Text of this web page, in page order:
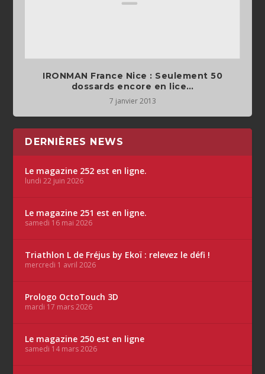
IRONMAN France Nice : Seulement 50
dossards encore en lice…
7 janvier 2013
DERNIÈRES NEWS
Le magazine 252 est en ligne.
lundi 22 juin 2026
Le magazine 251 est en ligne.
samedi 16 mai 2026
Triathlon L de Fréjus by Ekoï : relevez le défi !
mercredi 1 avril 2026
Prologo OctoTouch 3D
mardi 17 mars 2026
Le magazine 250 est en ligne
samedi 14 mars 2026